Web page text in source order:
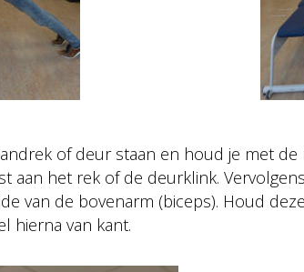
of deur staan en houd je met
aan het rek of de deurklink.
van de bovenarm (biceps). Houd
hierna van kant.